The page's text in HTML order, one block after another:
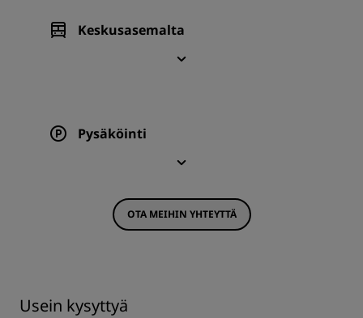
Keskusasemalta
Pysäköinti
OTA MEIHIN YHTEYTTÄ
Usein kysyttyä